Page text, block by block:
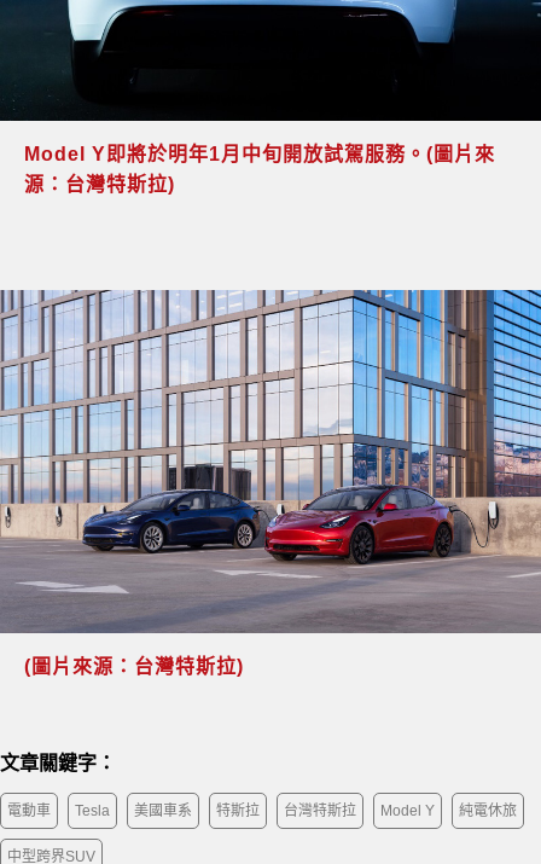
Model Y 即將於明年1月中旬開放試駕服務。(圖片來
源：台灣特斯拉)
(圖片來源：台灣特斯拉)
文章關鍵字：
電動車 Tesla 美國車系 特斯拉 台灣特斯拉 Model Y 純電休旅
中型跨界SUV